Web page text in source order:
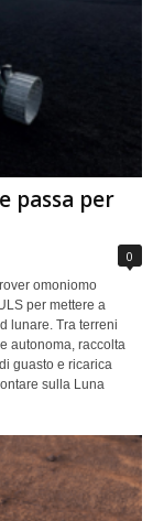
passa per
0
omoniomo
per mettere a
lunare. Tra terreni
autonoma, raccolta
guasto e ricarica
sulla Luna